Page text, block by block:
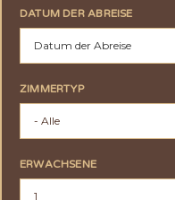
DATUM DER ABREISE
ZIMMERTYP
ERWACHSENE